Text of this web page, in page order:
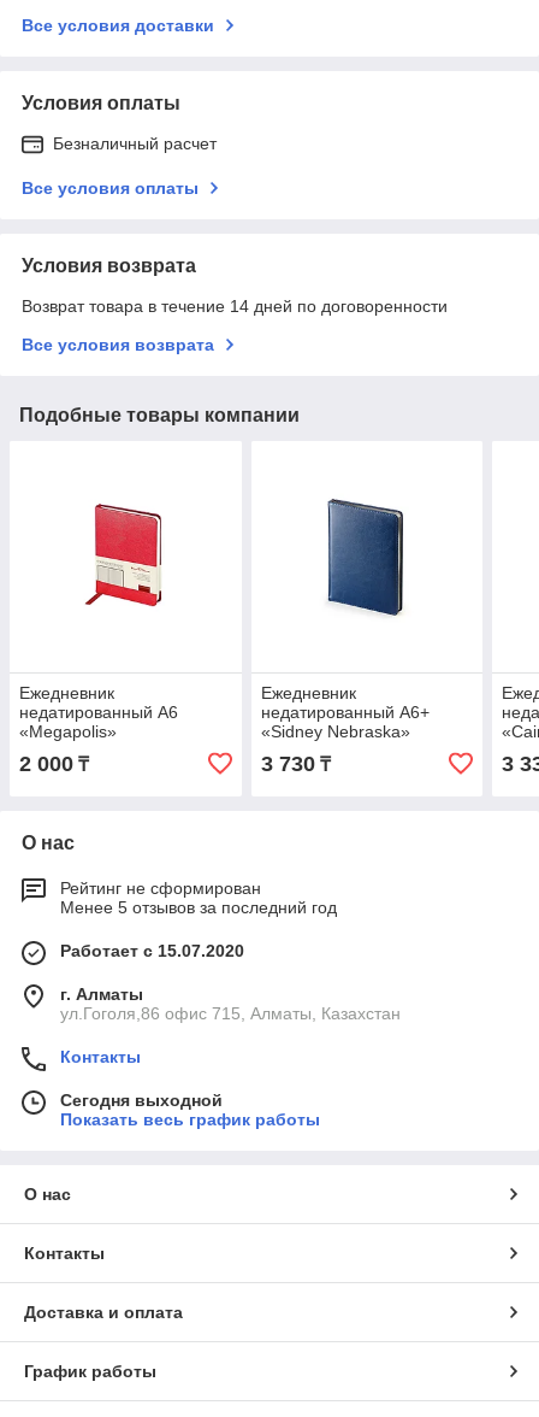
Все условия доставки
Условия оплаты
Безналичный расчет
Все условия оплаты
Условия возврата
Возврат товара в течение 14 дней по договоренности
Все условия возврата
Подобные товары компании
Ежедневник
недатированный А6
«Megapolis»
2 000 ₸
Ежедневник
недатированный А6+
«Sidney Nebraska»
3 730₸ 3
О нас
Рейтинг не сформирован
Менее 5 отзывов за последний год
Работает с 15.07.2020
г. Алматы
ул.Гоголя,86 офис 715, Алматы, Казахстан
Контакты
Сегодня выходной
Показать весь график работы
О нас
Контакты
Доставка и оплата
График работы